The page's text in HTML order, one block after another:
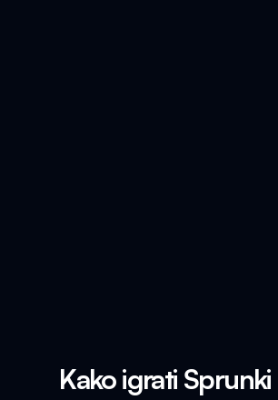
Kako igrati Sprunki